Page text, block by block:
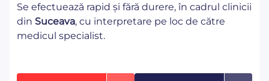
Se efectuează rapid și fără durere, în cadrul clinicii
din Suceava, cu interpretare pe loc de către
medicul specialist.